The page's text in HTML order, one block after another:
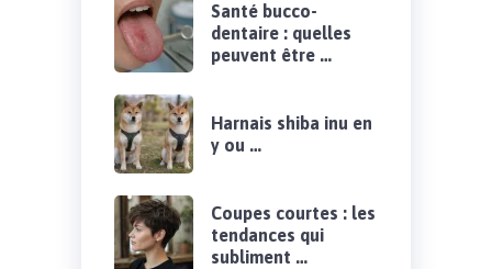
Santé bucco-
dentaire : quelles
peuvent être …
Harnais shiba inu en
y ou …
Coupes courtes : les
tendances qui
subliment …